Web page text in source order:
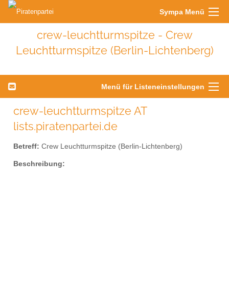
Sympa Menü
crew-leuchtturmspitze - Crew
Leuchtturmspitze (Berlin-Lichtenberg)
Menü für Listeneinstellungen
crew-leuchtturmspitze AT
lists.piratenpartei.de
Betreff: Crew Leuchtturmspitze (Berlin-Lichtenberg)
Beschreibung: